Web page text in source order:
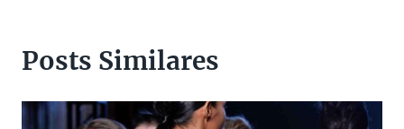
Posts Similares